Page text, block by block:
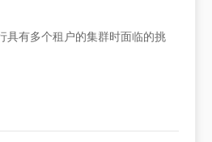
具有多个租户的集群时面临的挑